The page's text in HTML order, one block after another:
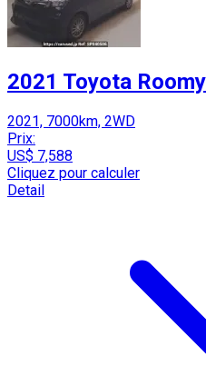
2021 Toyota
2021, 7000km, 2WD
Prix:
US$ 7,588
Cliquez pour calculer
Detail